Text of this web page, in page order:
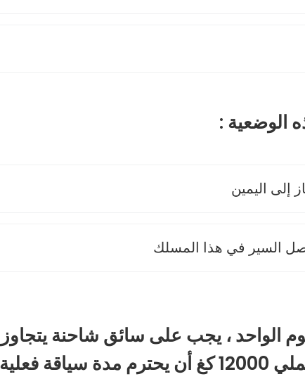
إلى اليمين
السير في هذا المسلك
الواحد ، يجب على سائق شاحنة يتجاوز
وزنها الجملي 12000 كغ أن يحترم مدة سياقة فعلية